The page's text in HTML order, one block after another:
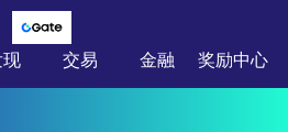
现 交易 金融 奖励中心